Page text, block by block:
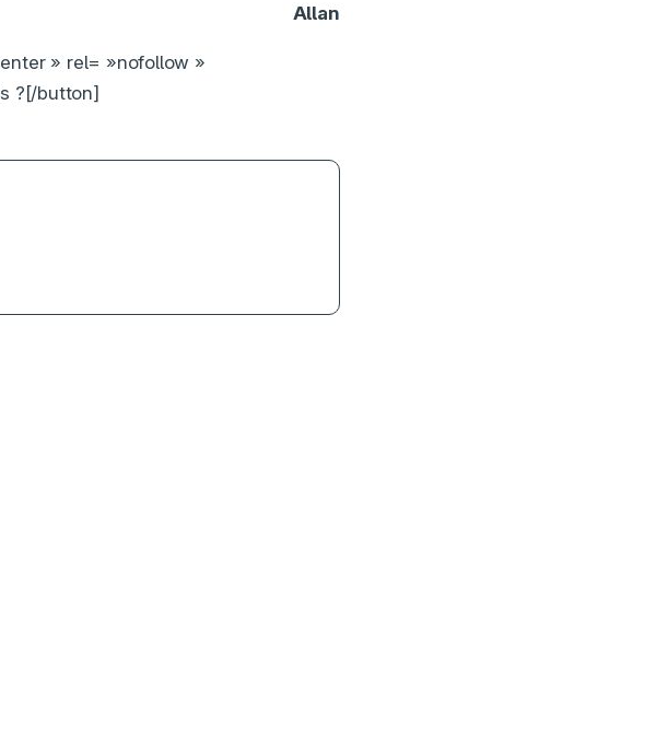
Allan
» rel= »nofollow »
?[/button]